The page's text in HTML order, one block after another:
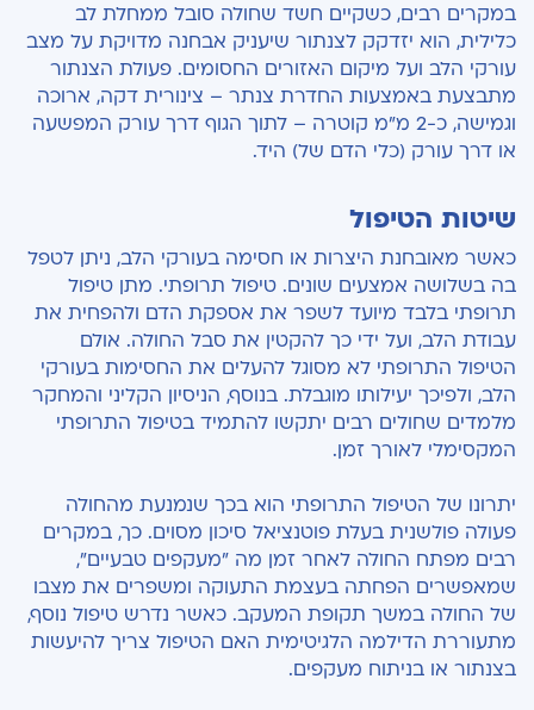
במקרים רבים, כשקיים חשד שחולה סובל ממחלת לב
כלילית, הוא יזדקק לצנתור שיעניק אבחנה מדויקת על מצב
עורקי הלב ועל מיקום האזורים החסומים. פעולת הצנתור
מתבצעת באמצעות החדרת צנתר – צינורית דקה, ארוכה
וגמישה, כ-2 מ"מ קוטרה – לתוך הגוף דרך עורק המפשעה
או דרך עורק (כלי הדם של) היד.
שיטות הטיפול
כאשר מאובחנת היצרות או חסימה בעורקי הלב, ניתן לטפל
בה בשלושה אמצעים שונים. טיפול תרופתי. מתן טיפול
תרופתי בלבד מיועד לשפר את אספקת הדם ולהפחית את
עבודת הלב, ועל ידי כך להקטין את סבל החולה. אולם
הטיפול התרופתי לא מסוגל להעלים את החסימות בעורקי
הלב, ולפיכך יעילותו מוגבלת. בנוסף, הניסיון הקליני והמחקר
מלמדים שחולים רבים יתקשו להתמיד בטיפול התרופתי
המקסימלי לאורך זמן.
יתרונו של הטיפול התרופתי הוא בכך שנמנעת מהחולה
פעולה פולשנית בעלת פוטנציאל סיכון מסוים. כך, במקרים
רבים מפתח החולה לאחר זמן מה "מעקפים טבעיים",
שמאפשרים הפחתה בעצמת התעוקה ומשפרים את מצבו
של החולה במשך תקופת המעקב. כאשר נדרש טיפול נוסף,
מתעוררת הדילמה הלגיטימית האם הטיפול צריך להיעשות
בצנתור או בניתוח מעקפים.